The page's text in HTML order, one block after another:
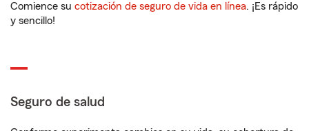
Comience su cotización de seguro de vida en línea. ¡Es rápido
y sencillo!
Seguro de salud